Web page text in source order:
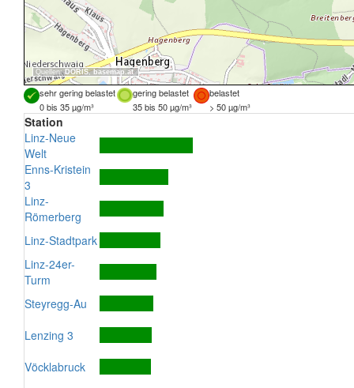
Quellen: DORIS,basemap.at
sehr gering belastet gering belastet
belastet
0 bis 35 µg/m³
35 bis 50 µg/m³ > 50 µg/m³
Station
Linz-Neue
Welt
Enns-Kristein
3
Linz-
Römerberg
Linz-Stadtpark
Linz-24er-
Turm
Steyregg-Au
Lenzing 3
Vöcklabruck